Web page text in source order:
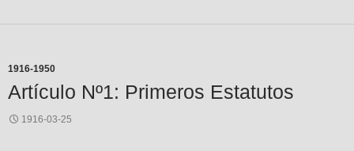
1916-1950
Artículo Nº1: Primeros Estatutos
1916-03-25